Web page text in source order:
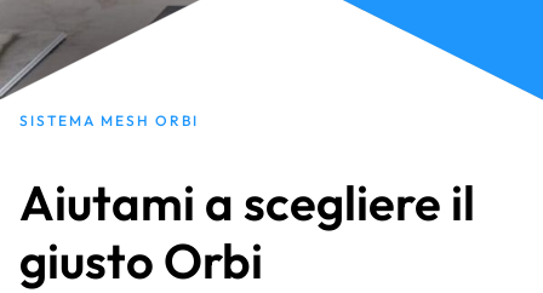
SISTEMA MESH ORBI
Aiutami a scegliere il
giusto Orbi